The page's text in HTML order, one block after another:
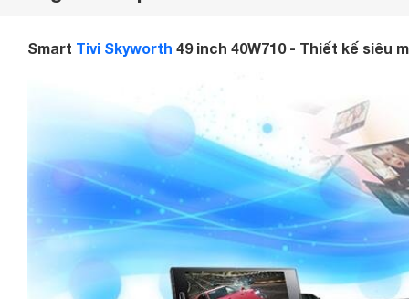
Smart Tivi Skyworth 49 inch 40W710 - Thiết kế siêu